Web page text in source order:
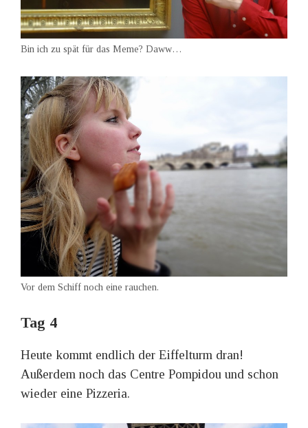
Bin ich zu spät für das Meme? Daww…
Vor dem Schiff noch eine rauchen.
Tag 4
Heute kommt endlich der Eiffelturm dran!
Außerdem noch das Centre Pompidou und schon
wieder eine Pizzeria.